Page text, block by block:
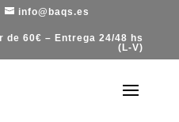
info@baqs.es
de 60€ – Entrega 24/48 hs
(L-V)